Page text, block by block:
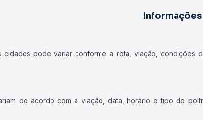
pode variar conforme a rota, viação, condições
de acordo com a viação, data, horário e tipo de